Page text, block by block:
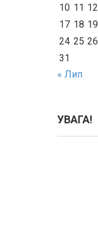
10 11 12
17 18 19
24 25 26
31
« Лип
УВАГА!